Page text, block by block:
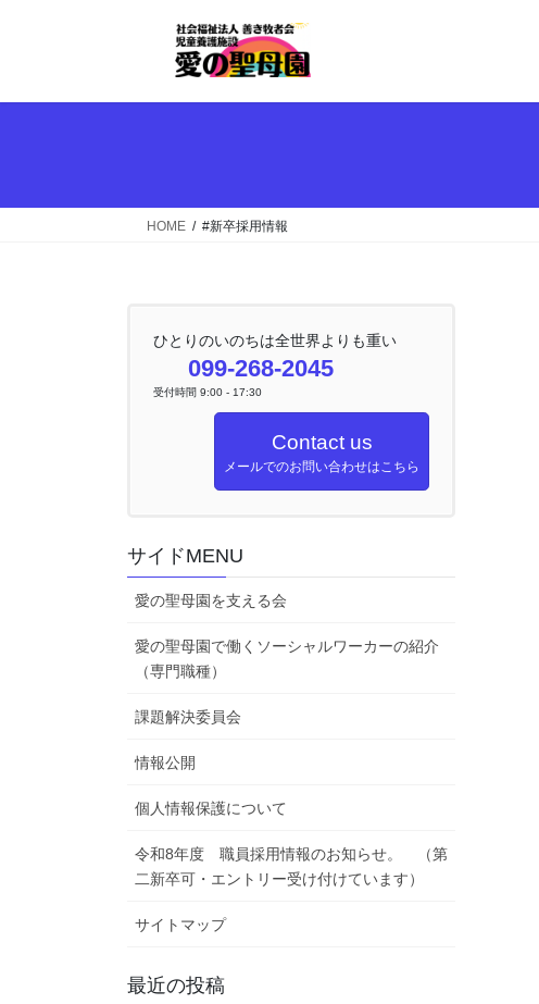
HOME #新卒採用情報
ひとりのいのちは全世界よりも重い
099-268-2045
受付時間 9:00 - 17:30
Contact us
メールでのお問い合わせはこちら
サイドMENU
愛の聖母園を支える会
愛の聖母園で働くソーシャルワーカーの紹介
（専門職種）
課題解決委員会
情報公開
個人情報保護について
令和8年度 職員採用情報のお知らせ。 （第
二新卒可・エントリー受け付けています）
サイトマップ
最近の投稿